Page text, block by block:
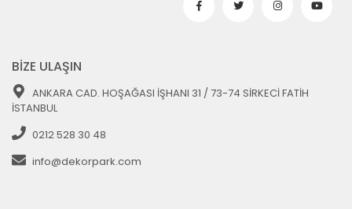
BİZE ULAŞIN
ANKARA CAD. HOŞAĞASI İŞHANI 31 / 73-74 SİRKECİ FATİH
İSTANBUL
0212 528 30 48
info@dekorpark.com